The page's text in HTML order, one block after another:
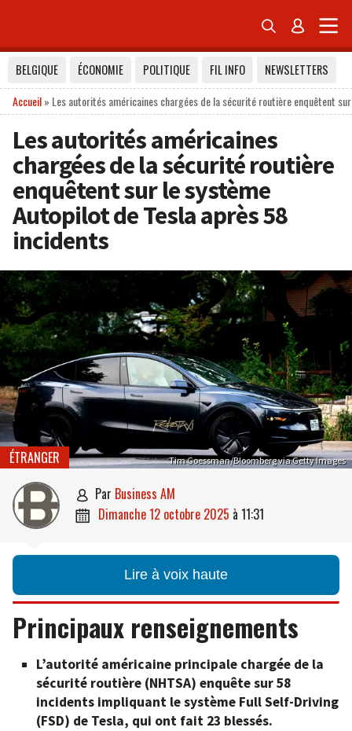
 
BELGIQUE ÉCONOMIE POLITIQUE FIL INFO
NEWSLETTERS
Accueil» Les autorités américaines chargées de la sécurité routière enquêtent
Les autorités américaines
chargées de la sécurité routière
enquêtent sur le système
Autopilot de Tesla après 58
incidents
Tim Goessman/Bloomberg via Getty Images
ÉTRANGER
 par Business AM
 dimanche 12 octobre 2025 à 11:31
Lire à voix haute
Principaux renseignements
L’autorité américaine principale chargée de la
sécurité routière (NHTSA) enquête sur 58
incidents impliquant le système Full Self-Driving
(FSD) de Tesla, qui ont fait 23 blessés.